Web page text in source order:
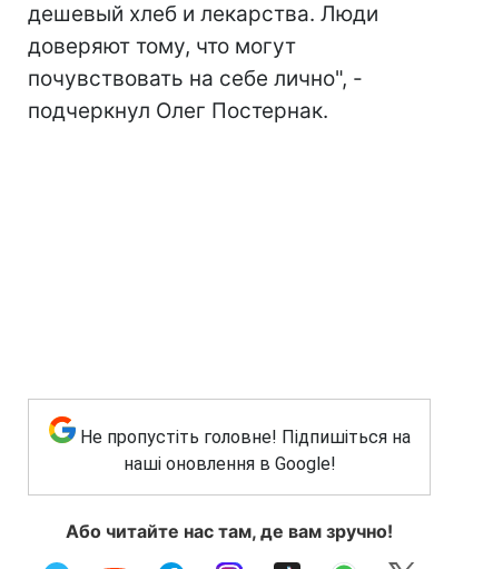
дешевый хлеб и лекарства. Люди
доверяют тому, что могут
почувствовать на себе лично", -
подчеркнул Олег Постернак.
Не пропустіть головне! Підпишіться на
наші оновлення в Google!
Або читайте нас там, де вам зручно!